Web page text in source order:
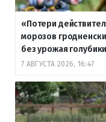
«Потери
морозов
без урожая голубики
7 АВГУСТА 2026, 16:47